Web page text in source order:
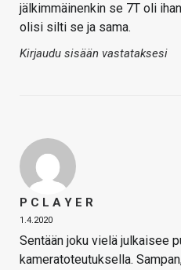
jälkimmäinenkin se 7T oli
olisi silti se ja sama.
Kirjaudu sisään vastataksesi
P C L A Y E R
1.4.2020
Sentään joku vielä julkaisee
kameratoteutuksella.